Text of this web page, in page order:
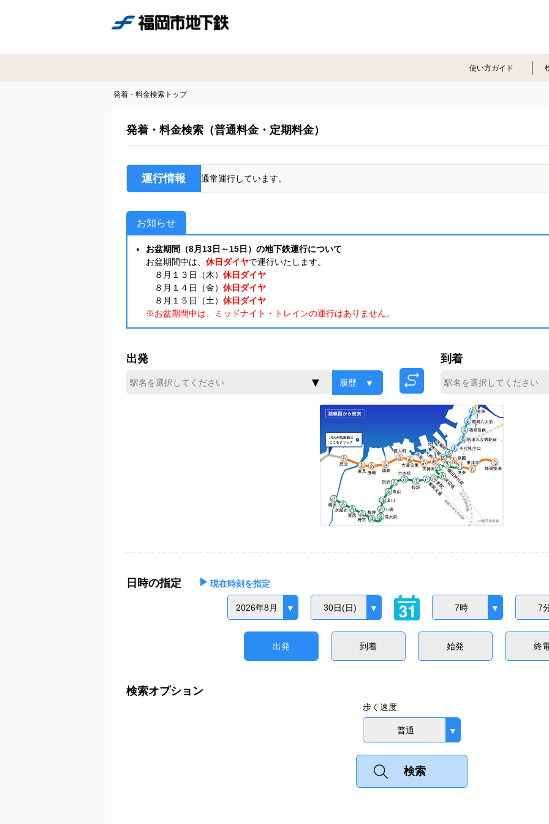
使い方ガイド
発着・料金検索トップ
発着・料金検索（普通料金・定期料金）
運行情報 通常運行しています。
お知らせ
お盆期間（8月13日～15日）の地下鉄運行について
お盆期間中は、 休日ダイヤで運行いたします。
８月１３日（木） 休日ダイヤ
８月１４日（金） 休日ダイヤ
８月１５日（土） 休日ダイヤ
※お盆期間中は、ミッドナイト・トレインの運行はありません。
出発
履歴
到着
日時の指定 現在時刻を指定
2026年8月 30日(日) 7時 7
出発 到着 始発 終
検索オプション
歩く速度
普通